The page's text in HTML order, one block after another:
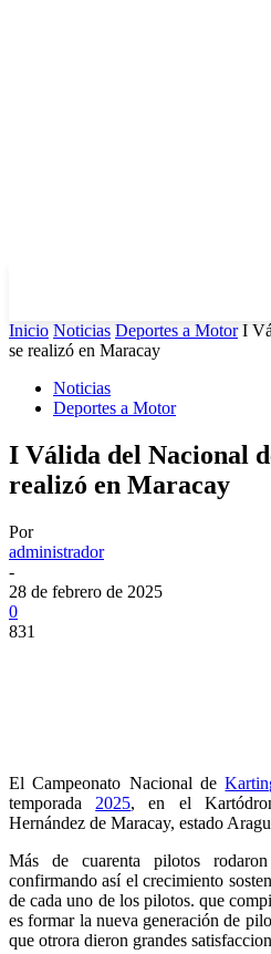
Inicio Noticias Deportes a Motor I
se realizó en Maracay
Noticias
Deportes a Motor
I Válida del Nacional
realizó en Maracay
Por
administrador
-
28 de febrero de 2025
0
831
El Campeonato Nacional de
temporada 2025, en el
Hernández de Maracay, estado
Más de cuarenta pilotos
confirmando así el crecimiento
de cada uno de los pilotos. que
es formar la nueva generación de
que otrora dieron grandes